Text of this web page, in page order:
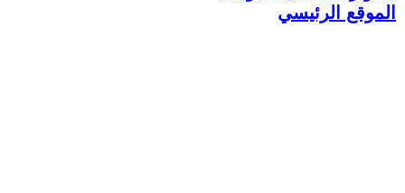
الموقع الرئيسي